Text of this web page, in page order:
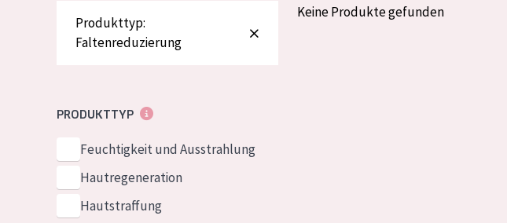
German
Produkttyp:
Faltenreduzierung
PRODUKTTYP
Feuchtigkeit und Ausstrahlung
Hautregeneration
Hautstraffung
Keine Produkte gefunden